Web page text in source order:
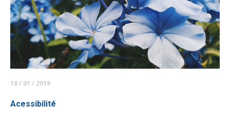
18 / 01 / 2019
Acessibilité